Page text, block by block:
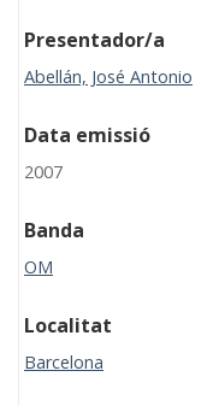
Presentador/a
Abellán, José Antonio
Data emissió
2007
Banda
OM
Localitat
Barcelona